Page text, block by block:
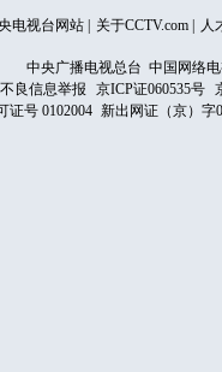
电视台网站 关于CCTV.com 人
中央广播电视总台 中国网络
良信息举报
京ICP证060535号
证号 0102004 新出网证（京）